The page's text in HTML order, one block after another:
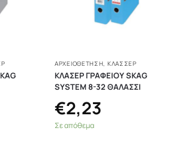
ΑΡΧΕΙΟΘΕΤΗΣΗ, ΚΛΑΣΣΈΡ
ΚΛΑΣΕΡ ΓΡΑΦΕΙΟΥ SKAG
SYSTEM 8-32 ΘΑΛΑΣΣΙ
€2,23
Σε απόθεμα